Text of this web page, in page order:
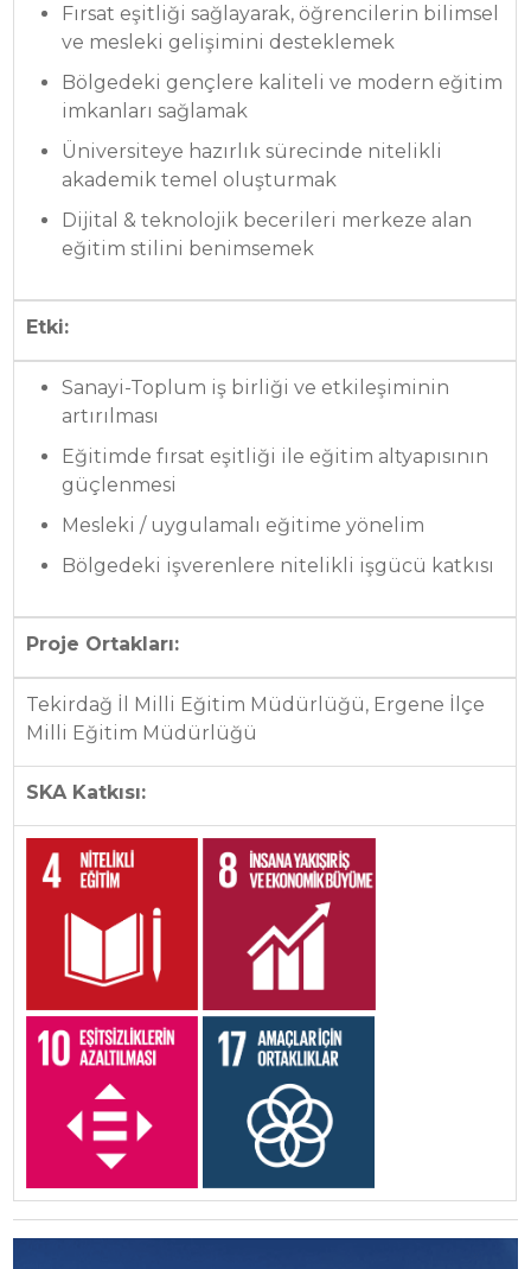
Fırsat eşitliği sağlayarak, öğrencilerin bilimsel
ve mesleki gelişimini desteklemek
Bölgedeki gençlere kaliteli ve modern eğitim
imkanları sağlamak
Üniversiteye hazırlık sürecinde nitelikli
akademik temel oluşturmak
Dijital & teknolojik becerileri merkeze alan
eğitim stilini benimsemek
Etki:
Sanayi-Toplum iş birliği ve etkileşiminin
artırılması
Eğitimde fırsat eşitliği ile eğitim altyapısının
güçlenmesi
Mesleki / uygulamalı eğitime yönelim
Bölgedeki işverenlere nitelikli işgücü katkısı
Proje Ortakları:
Tekirdağ İl Milli Eğitim Müdürlüğü, Ergene İlçe
Milli Eğitim Müdürlüğü
SKA Katkısı: